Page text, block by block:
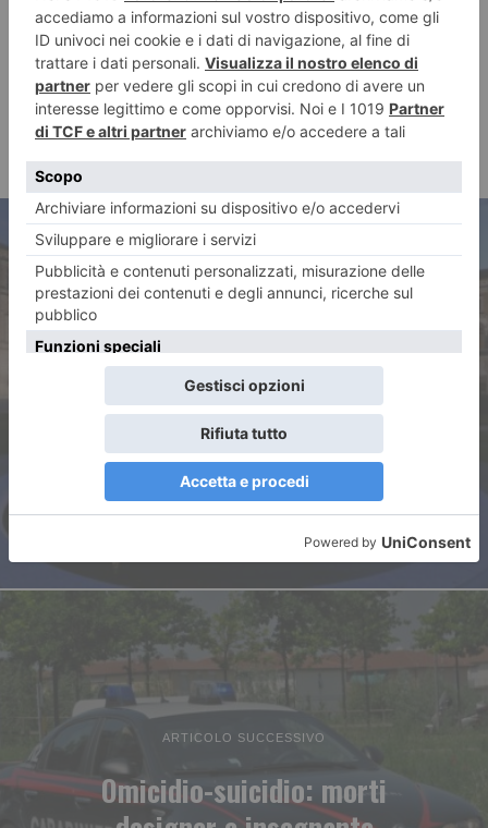
Una visita estiva al Giardino
Ducale e al Boschetto
ARTICOLO SUCCESSIVO
Omicidio-suicidio: morti